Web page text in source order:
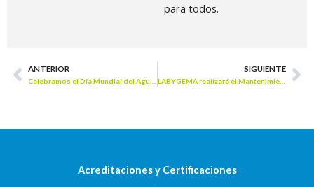
para todos.
Prev
ANTERIOR
Celebramos el Día Mundial del Agua 2019 en los colegios
SIGUIENTE
LABYGEMA realizará el Mantenimiento de la EDAR de La Rábida (Huelva)
Acreditaciones y Certificaciones